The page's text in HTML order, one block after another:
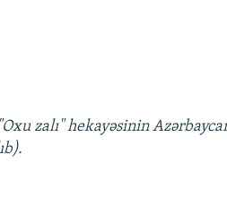
zalı" hekayəsinin